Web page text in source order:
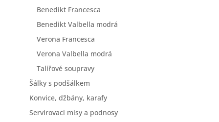
Benedikt Francesca
Benedikt Valbella modrá
Verona Francesca
Verona Valbella modrá
Talířové soupravy
Šálky s podšálkem
Konvice, džbány, karafy
Servírovací mísy a podnosy